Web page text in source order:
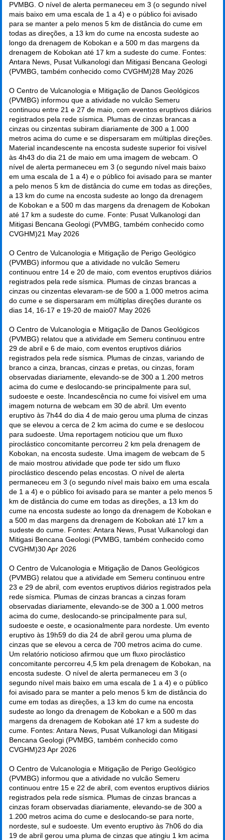
PVMBG. O nível de alerta permaneceu em 3 (o segundo nível
mais baixo em uma escala de 1 a 4) e o público foi avisado
para se manter a pelo menos 5 km de distância do cume em
todas as direções, a 13 km do cume na encosta sudeste ao
longo da drenagem de Kobokan e a 500 m das margens da
drenagem de Kobokan até 17 km a sudeste do cume. Fontes:
Antara News, Pusat Vulkanologi dan Mitigasi Bencana Geologi
(PVMBG, também conhecido como CVGHM)28 May 2026
O Centro de Vulcanologia e Mitigação de Danos Geológicos
(PVMBG) informou que a atividade no vulcão Semeru
continuou entre 21 e 27 de maio, com eventos eruptivos diários
registrados pela rede sísmica. Plumas de cinzas brancas a
cinzas ou cinzentas subiram diariamente de 300 a 1.000
metros acima do cume e se dispersaram em múltiplas direções.
Material incandescente na encosta sudeste superior foi visível
às 4h43 do dia 21 de maio em uma imagem de webcam. O
nível de alerta permaneceu em 3 (o segundo nível mais baixo
em uma escala de 1 a 4) e o público foi avisado para se manter
a pelo menos 5 km de distância do cume em todas as direções,
a 13 km do cume na encosta sudeste ao longo da drenagem
de Kobokan e a 500 m das margens da drenagem de Kobokan
até 17 km a sudeste do cume. Fonte: Pusat Vulkanologi dan
Mitigasi Bencana Geologi (PVMBG, também conhecido como
CVGHM)21 May 2026
O Centro de Vulcanologia e Mitigação de Perigo Geológico
(PVMBG) informou que a atividade no vulcão Semeru
continuou entre 14 e 20 de maio, com eventos eruptivos diários
registrados pela rede sísmica. Plumas de cinzas brancas a
cinzas ou cinzentas elevaram-se de 500 a 1.000 metros acima
do cume e se dispersaram em múltiplas direções durante os
dias 14, 16-17 e 19-20 de maio07 May 2026
O Centro de Vulcanologia e Mitigação de Danos Geológicos
(PVMBG) relatou que a atividade em Semeru continuou entre
29 de abril e 6 de maio, com eventos eruptivos diários
registrados pela rede sísmica. Plumas de cinzas, variando de
branco a cinza, brancas, cinzas e pretas, ou cinzas, foram
observadas diariamente, elevando-se de 300 a 1.200 metros
acima do cume e deslocando-se principalmente para sul,
sudoeste e oeste. Incandescência no cume foi visível em uma
imagem noturna de webcam em 30 de abril. Um evento
eruptivo às 7h44 do dia 4 de maio gerou uma pluma de cinzas
que se elevou a cerca de 2 km acima do cume e se deslocou
para sudoeste. Uma reportagem noticiou que um fluxo
piroclástico concomitante percorreu 2 km pela drenagem de
Kobokan, na encosta sudeste. Uma imagem de webcam de 5
de maio mostrou atividade que pode ter sido um fluxo
piroclástico descendo pelas encostas. O nível de alerta
permaneceu em 3 (o segundo nível mais baixo em uma escala
de 1 a 4) e o público foi avisado para se manter a pelo menos 5
km de distância do cume em todas as direções, a 13 km do
cume na encosta sudeste ao longo da drenagem de Kobokan e
a 500 m das margens da drenagem de Kobokan até 17 km a
sudeste do cume. Fontes: Antara News, Pusat Vulkanologi dan
Mitigasi Bencana Geologi (PVMBG, também conhecido como
CVGHM)30 Apr 2026
O Centro de Vulcanologia e Mitigação de Danos Geológicos
(PVMBG) relatou que a atividade em Semeru continuou entre
23 e 29 de abril, com eventos eruptivos diários registrados pela
rede sísmica. Plumas de cinzas brancas a cinzas foram
observadas diariamente, elevando-se de 300 a 1.000 metros
acima do cume, deslocando-se principalmente para sul,
sudoeste e oeste, e ocasionalmente para nordeste. Um evento
eruptivo às 19h59 do dia 24 de abril gerou uma pluma de
cinzas que se elevou a cerca de 700 metros acima do cume.
Um relatório noticioso afirmou que um fluxo piroclástico
concomitante percorreu 4,5 km pela drenagem de Kobokan, na
encosta sudeste. O nível de alerta permaneceu em 3 (o
segundo nível mais baixo em uma escala de 1 a 4) e o público
foi avisado para se manter a pelo menos 5 km de distância do
cume em todas as direções, a 13 km do cume na encosta
sudeste ao longo da drenagem de Kobokan e a 500 m das
margens da drenagem de Kobokan até 17 km a sudeste do
cume. Fontes: Antara News, Pusat Vulkanologi dan Mitigasi
Bencana Geologi (PVMBG, também conhecido como
CVGHM)23 Apr 2026
O Centro de Vulcanologia e Mitigação de Perigo Geológico
(PVMBG) informou que a atividade no vulcão Semeru
continuou entre 15 e 22 de abril, com eventos eruptivos diários
registrados pela rede sísmica. Plumas de cinzas brancas a
cinzas foram observadas diariamente, elevando-se de 300 a
1.200 metros acima do cume e deslocando-se para norte,
nordeste, sul e sudoeste. Um evento eruptivo às 7h06 do dia
19 de abril gerou uma pluma de cinzas que atingiu 1 km acima